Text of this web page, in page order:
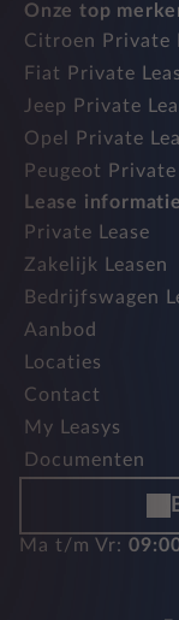
Onze top
Citroen Private
Fiat Private
Jeep Private
Opel Private
Peugeot Private
Lease informatie
Private Lease
Zakelijk Leasen
Bedrijfswagen
Aanbod
Locaties
Contact
My Leasys
Documenten
Ma t/m Vr: